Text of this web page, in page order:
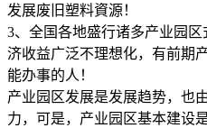
发展废旧塑料資源！
3、全国各地盛行诸多产业园
济收益广泛不理想化，有前期
能办事的人！
产业园区发展是发展趋势，也
力，可是，产业园区基本建设